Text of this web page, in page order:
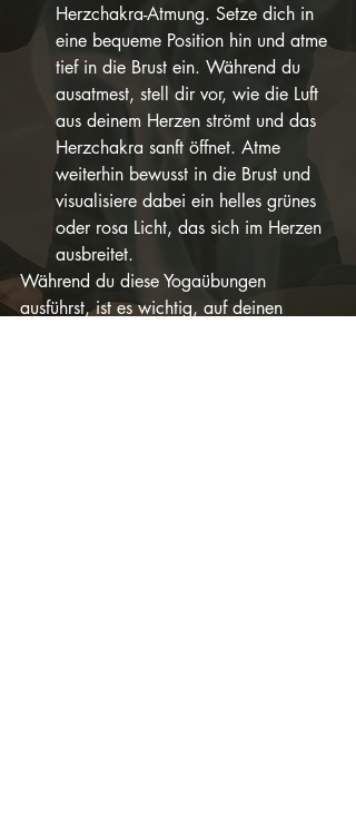
Herzchakra-Atmung. Setze dich in
eine bequeme Position hin und atme
tief in die Brust ein. Während du
ausatmest, stell dir vor, wie die Luft
aus deinem Herzen strömt und das
Herzchakra sanft öffnet. Atme
weiterhin bewusst in die Brust und
visualisiere dabei ein helles grünes
oder rosa Licht, das sich im Herzen
ausbreitet.
Während du diese Yogaübungen
ausführst, ist es wichtig, auf deinen